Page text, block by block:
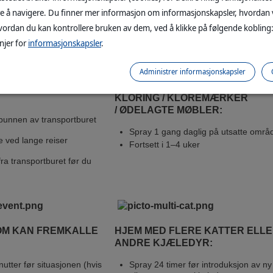
på katten – kun i omgivelsene
før katten får tilgang til det området eller den gjenstanden hvor
av transportburet
ved lange reiser
transportburet før du
KLORING / KLOREMÆRKER
/ ØDELAGTE MØBLER:
Spray 1 gang daglig på utsatte
Fortsett i 1–4 uker
KAN FREMKALLE
før situasjonen (hvis
HJEM MED FLERE KATTER
ANDRE KJÆLEDYR:
Spray 24 timer før introduksjon av
å navigere. Du finner mer informasjon om informasjonskapsler, hvordan
du kan kontrollere bruken av dem, ved å klikke på følgende kobling:
forinformasjonskapsler.
Administrer informasjonskapsler